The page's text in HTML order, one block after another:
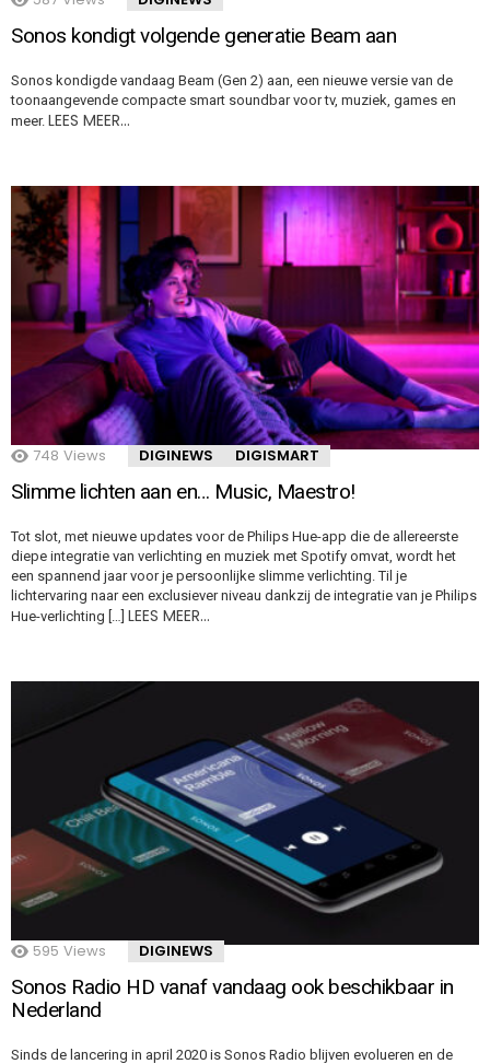
Sonos kondigt volgende generatie Beam aan
Sonos kondigde vandaag Beam (Gen 2) aan, een nieuwe versie van de
toonaangevende compacte smart soundbar voor tv, muziek, games en
meer. LEES MEER…
748 Views DIGINEWS DIGISMART
Slimme lichten aan en… Music, Maestro!
Tot slot, met nieuwe updates voor de Philips Hue-app die de allereerste
diepe integratie van verlichting en muziek met Spotify omvat, wordt het
een spannend jaar voor je persoonlijke slimme verlichting. Til je
lichtervaring naar een exclusiever niveau dankzij de integratie van je Philips
Hue-verlichting […] LEES MEER…
595 Views DIGINEWS
Sonos Radio HD vanaf vandaag ook beschikbaar in
Nederland
Sinds de lancering in april 2020 is Sonos Radio blijven evolueren en de